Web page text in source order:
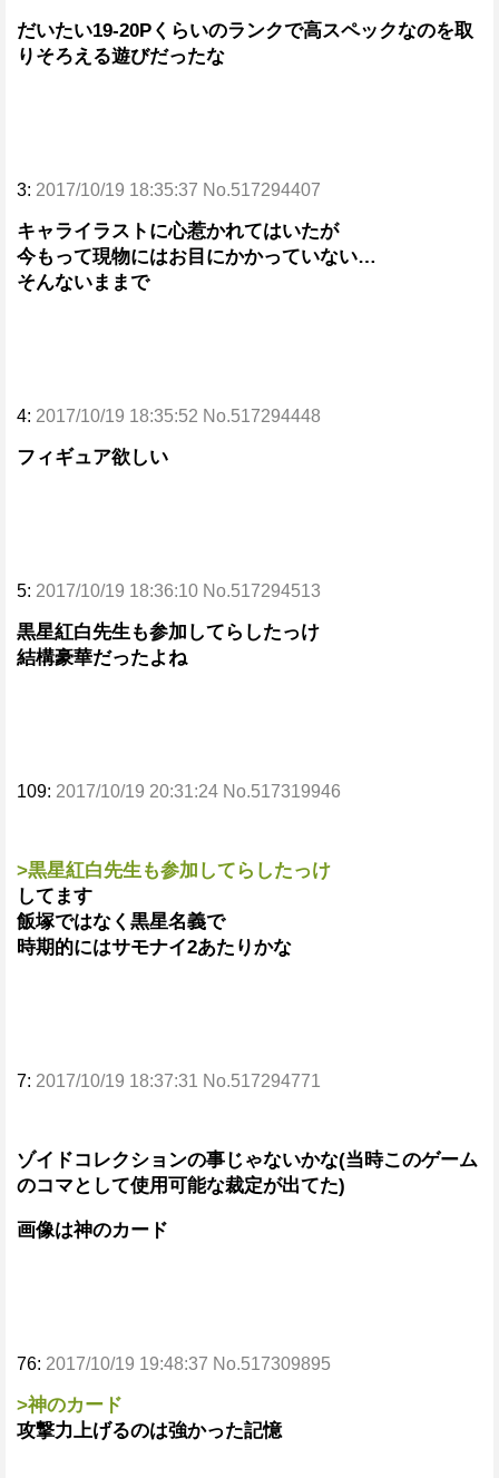
だいたい19-20Pくらいのランクで高スペックなのを取
りそろえる遊びだったな
3: 2017/10/19 18:35:37 No.517294407
キャライラストに心惹かれてはいたが
今もって現物にはお目にかかっていない…
そんないままで
4: 2017/10/19 18:35:52 No.517294448
フィギュア欲しい
5: 2017/10/19 18:36:10 No.517294513
黒星紅白先生も参加してらしたっけ
結構豪華だったよね
109: 2017/10/19 20:31:24 No.517319946
>黒星紅白先生も参加してらしたっけ
してます
飯塚ではなく黒星名義で
時期的にはサモナイ2あたりかな
7: 2017/10/19 18:37:31 No.517294771
ゾイドコレクションの事じゃないかな(当時このゲーム
のコマとして使用可能な裁定が出てた)
画像は神のカード
76: 2017/10/19 19:48:37 No.517309895
>神のカード
攻撃力上げるのは強かった記憶